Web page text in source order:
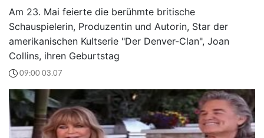
Am 23. Mai feierte die berühmte britische
Schauspielerin, Produzentin und Autorin, Star der
amerikanischen Kultserie "Der Denver-Clan", Joan
Collins, ihren Geburtstag
09:00 03.07